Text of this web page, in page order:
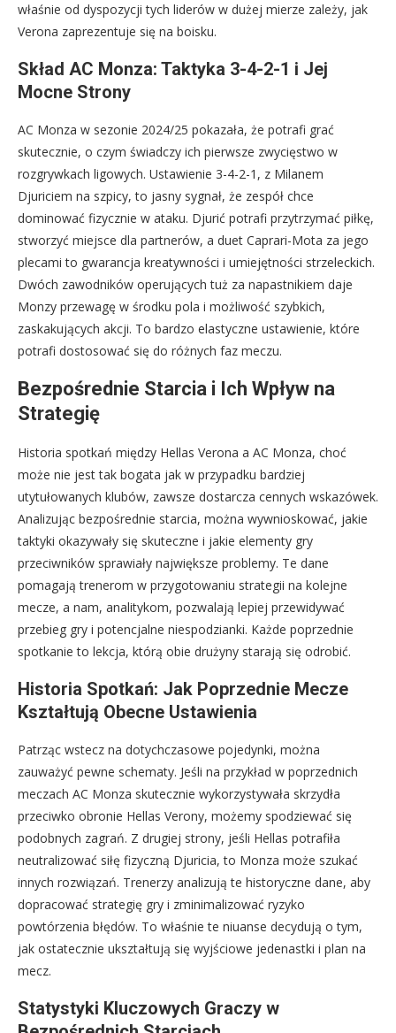
właśnie od dyspozycji tych liderów w dużej mierze zależy, jak
Verona zaprezentuje się na boisku.
Skład AC Monza: Taktyka 3-4-2-1 i Jej
Mocne Strony
AC Monza w sezonie 2024/25 pokazała, że potrafi grać
skutecznie, o czym świadczy ich pierwsze zwycięstwo w
rozgrywkach ligowych. Ustawienie 3-4-2-1, z Milanem
Djuriciem na szpicy, to jasny sygnał, że zespół chce
dominować fizycznie w ataku. Djurić potrafi przytrzymać piłkę,
stworzyć miejsce dla partnerów, a duet Caprari-Mota za jego
plecami to gwarancja kreatywności i umiejętności strzeleckich.
Dwóch zawodników operujących tuż za napastnikiem daje
Monzy przewagę w środku pola i możliwość szybkich,
zaskakujących akcji. To bardzo elastyczne ustawienie, które
potrafi dostosować się do różnych faz meczu.
Bezpośrednie Starcia i Ich Wpływ na
Strategię
Historia spotkań między Hellas Verona a AC Monza, choć
może nie jest tak bogata jak w przypadku bardziej
utytułowanych klubów, zawsze dostarcza cennych wskazówek.
Analizując bezpośrednie starcia, można wywnioskować, jakie
taktyki okazywały się skuteczne i jakie elementy gry
przeciwników sprawiały największe problemy. Te dane
pomagają trenerom w przygotowaniu strategii na kolejne
mecze, a nam, analitykom, pozwalają lepiej przewidywać
przebieg gry i potencjalne niespodzianki. Każde poprzednie
spotkanie to lekcja, którą obie drużyny starają się odrobić.
Historia Spotkań: Jak Poprzednie Mecze
Kształtują Obecne Ustawienia
Patrząc wstecz na dotychczasowe pojedynki, można
zauważyć pewne schematy. Jeśli na przykład w poprzednich
meczach AC Monza skutecznie wykorzystywała skrzydła
przeciwko obronie Hellas Verony, możemy spodziewać się
podobnych zagrań. Z drugiej strony, jeśli Hellas potrafiła
neutralizować siłę fizyczną Djuricia, to Monza może szukać
innych rozwiązań. Trenerzy analizują te historyczne dane, aby
dopracować strategię gry i zminimalizować ryzyko
powtórzenia błędów. To właśnie te niuanse decydują o tym,
jak ostatecznie ukształtują się wyjściowe jedenastki i plan na
mecz.
Statystyki Kluczowych Graczy w